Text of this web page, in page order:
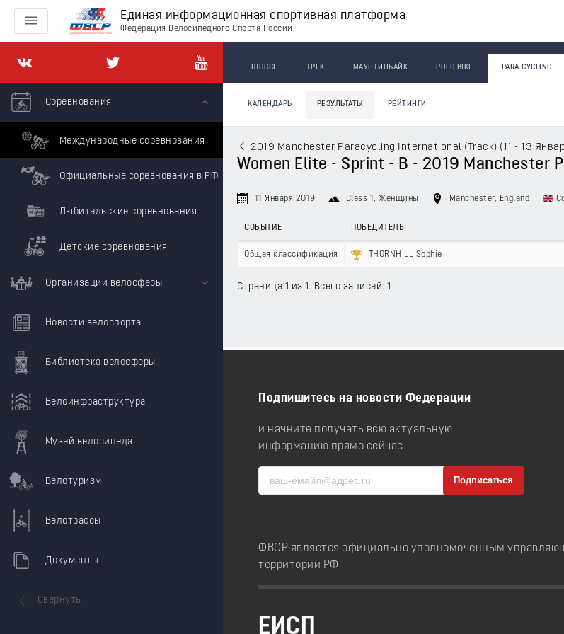
Единая информационная спортивная платформа
Федерация Велосипедного Спорта России
Соревнования
Международные соревнования
Официальные соревнования в РФ
Любительские соревнования
Детские соревнования
Организации велосферы
Новости велоспорта
Библиотека велосферы
Велоинфраструктура
Музей велосипеда
Велотуризм
Велотрассы
Документы
Свернуть
ШОССЕ ТРЕК МАУНТИНБАЙК POLO BIKE PARA-CYCLING
КАЛЕНДАРЬ РЕЗУЛЬТАТЫ РЕЙТИНГИ
2019 Manchester Paracycling International (Track) (11 - 13
Women Elite - Sprint - B - 2019 Manchester
11 Января 2019 Class 1 , Женщины Manchester, England
СОБЫТИЕ ПОБЕДИТЕЛЬ
Общая классификация THORNHILL Sophie
Страница 1 из 1. Всего записей: 1
Подпишитесь на новости Федерации
и начните получать всю актуальную
информацию прямо сейчас
ФВСР является официально уполномоченным
территории РФ
ЕИСП